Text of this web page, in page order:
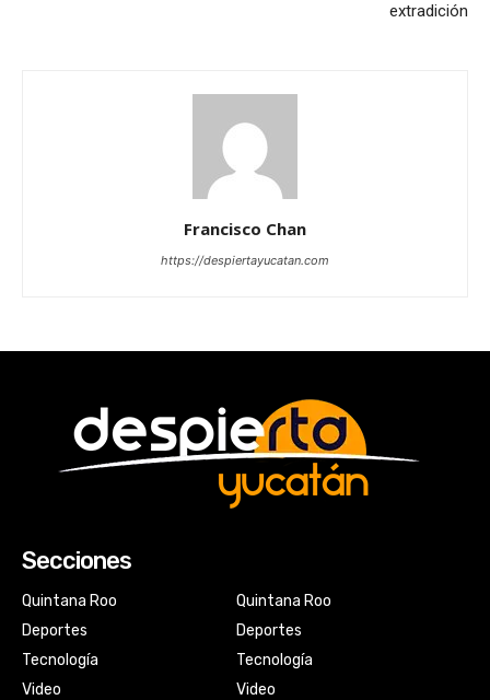
extradición
Francisco Chan
https://despiertayucatan.com
Secciones
Quintana Roo
Deportes
Tecnología
Video
Quintana Roo
Deportes
Tecnología
Video